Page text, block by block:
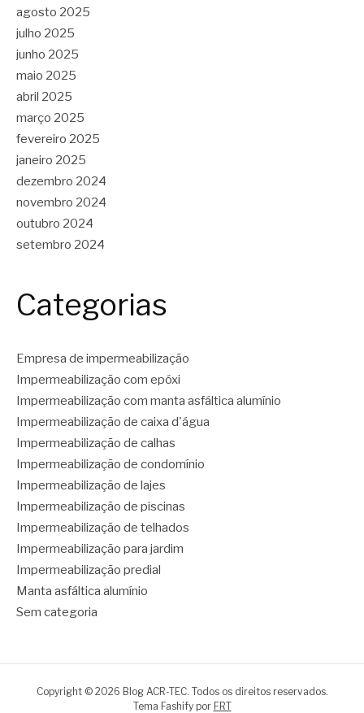
agosto 2025
julho 2025
junho 2025
maio 2025
abril 2025
março 2025
fevereiro 2025
janeiro 2025
dezembro 2024
novembro 2024
outubro 2024
setembro 2024
Categorias
Empresa de impermeabilização
Impermeabilização com epóxi
Impermeabilização com manta asfáltica alumínio
Impermeabilização de caixa d'água
Impermeabilização de calhas
Impermeabilização de condomínio
Impermeabilização de lajes
Impermeabilização de piscinas
Impermeabilização de telhados
Impermeabilização para jardim
Impermeabilização predial
Manta asfáltica alumínio
Sem categoria
Copyright © 2026 Blog ACR-TEC. Todos os direitos reservados.
Tema Fashify por FRT